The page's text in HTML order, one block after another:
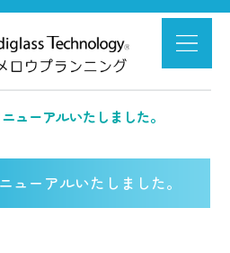
ューアルいたしました。
ューアルいたしました。